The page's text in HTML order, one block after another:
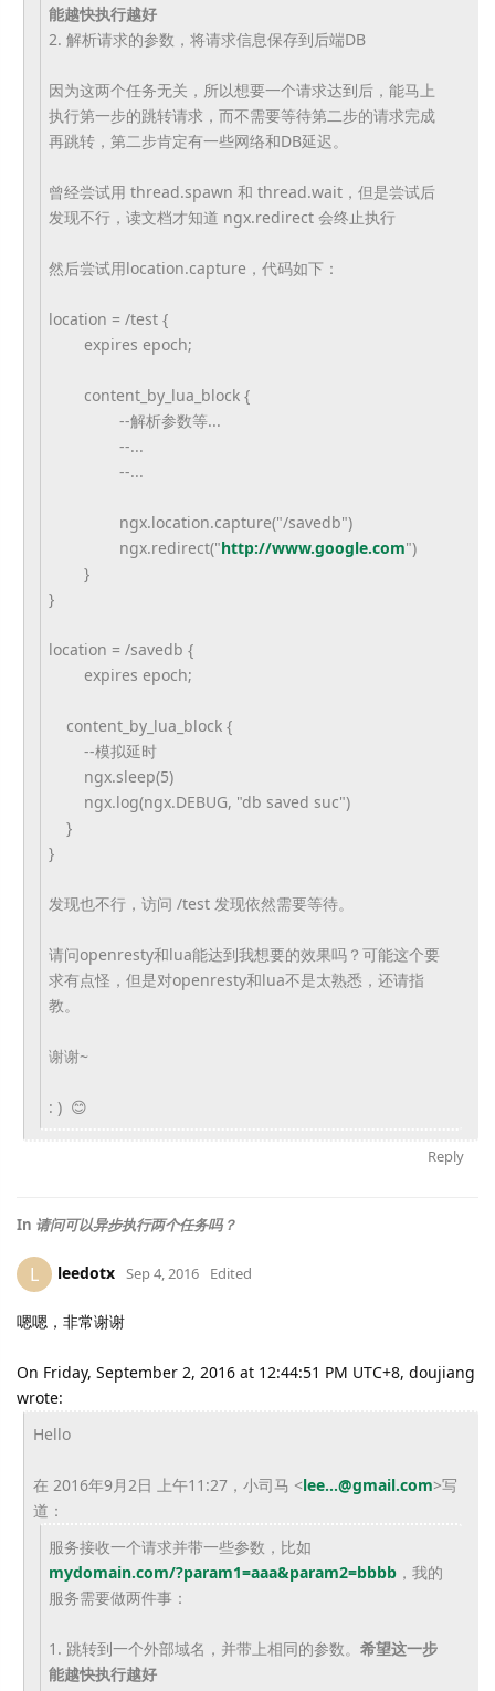
能越快执行越好
2. 解析请求的参数，将请求信息保存到后端DB
因为这两个任务无关，所以想要一个请求达到后， 能马上
执行第一步的跳转请求， 而不需要等待第二步的请求完成
再跳转， 第二步肯定有一些网络和DB延迟。
曾经尝试用 thread.spawn 和 thread.wait，但是尝试后
发现不行，读文档才知道 ngx.redirect 会终止执行
然后尝试用location.capture，代码如下：
location = /test {
expires epoch;
content_by_lua_block {
--解析参数等...
--...
--...
ngx.location.capture("/savedb")
ngx.redirect("http://www.google.com")
}
}
location = /savedb {
expires epoch;
content_by_lua_block {
--模拟延时
ngx.sleep(5)
ngx.log(ngx.DEBUG, "db saved suc")
}
}
发现也不行，访问 /test 发现依然需要等待。
请问openresty和lua能达到我想要的效果吗？ 可能这个要
求有点怪， 但是对openresty和lua不是太熟悉，还请指
教。
谢谢~
: ) 😊
Reply
In 请问可以异步执行两个任务吗？
L leedotx Sep 4, 2016 Edited
嗯嗯，非常谢谢
On Friday, September 2, 2016 at 12:44:51 PM UTC+8, doujiang
wrote:
Hello
在 2016年9月2日 上午11:27，小司马 <lee...@gmail.com>写
道：
服务接收一个请求并带一些参数，比如
mydomain.com/?param1=aaa&param2=bbbb ，我的
服务需要做两件事：
1. 跳转到一个外部域名，并带上相同的参数。 希望这一步
能越快执行越好